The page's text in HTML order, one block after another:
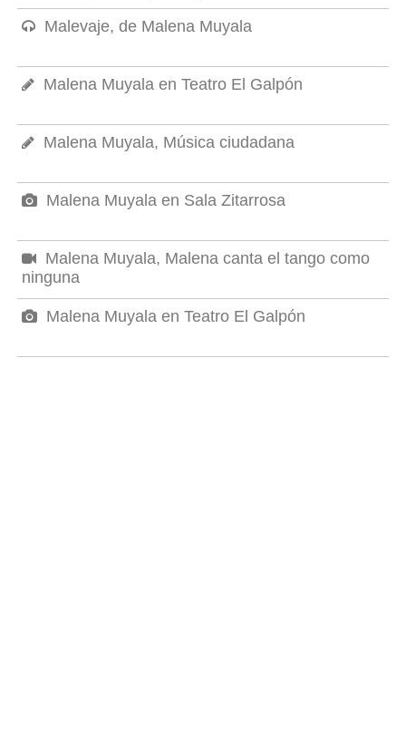
Malevaje, de Malena Muyala
Malena Muyala en Teatro El Galpón
Malena Muyala, Música ciudadana
Malena Muyala en Sala Zitarrosa
Malena Muyala, Malena canta el tango como
ninguna
Malena Muyala en Teatro El Galpón